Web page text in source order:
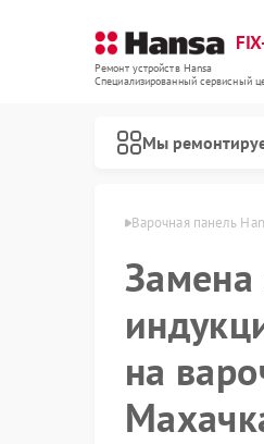
Ремонт устройств Hansa
Специализированный cервисный
Мы
Варочная панель
Замена
на